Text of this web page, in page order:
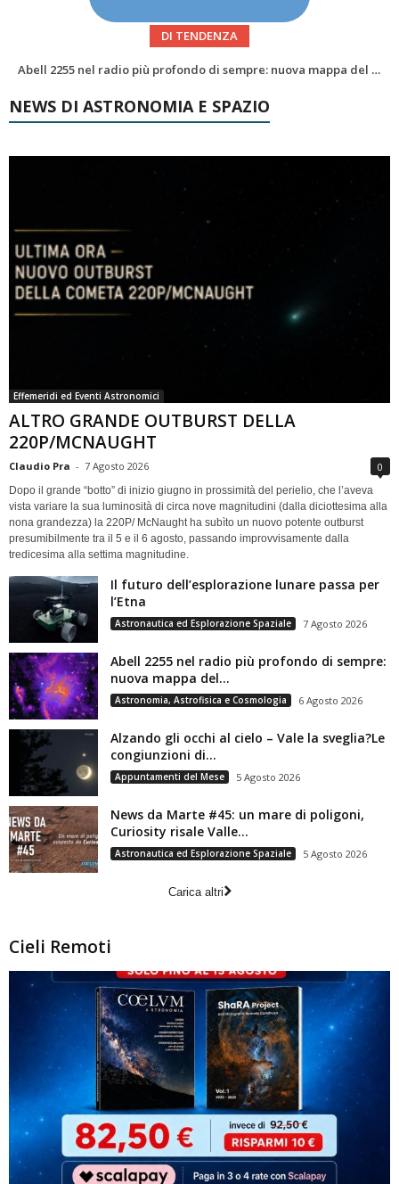
DI TENDENZA
Alzando gli occhi al cielo – Vale la sveglia?Le congiunzioni di agosto 2026
NEWS DI ASTRONOMIA E SPAZIO
Effemeridi ed Eventi Astronomici
ALTRO GRANDE OUTBURST DELLA
220P/MCNAUGHT
Claudio Pra - 7 Agosto 2026 0
Dopo il grande “botto” di inizio giugno in prossimità del perielio, che l’aveva
vista variare la sua luminosità di circa nove magnitudini (dalla diciottesima alla
nona grandezza) la 220P/ McNaught ha subìto un nuovo potente outburst
presumibilmente tra il 5 e il 6 agosto, passando improvvisamente dalla
tredicesima alla settima magnitudine.
Il futuro dell’esplorazione lunare passa per
l’Etna
Astronautica ed Esplorazione Spaziale 7 Agosto 2026
Abell 2255 nel radio più profondo di sempre:
nuova mappa del...
Astronomia, Astrofisica e Cosmologia 6 Agosto 2026
Alzando gli occhi al cielo – Vale la sveglia?Le
congiunzioni di...
Appuntamenti del Mese 5 Agosto 2026
News da Marte #45: un mare di poligoni,
Curiosity risale Valle...
Astronautica ed Esplorazione Spaziale 5 Agosto 2026
Carica altri
Cieli Remoti